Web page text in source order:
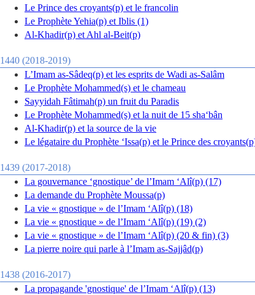
Le Prince des croyants(p) et le francolin
Le Prophète Yehia(p) et Iblis (1)
Al-Khadir(p) et Ahl al-Beit(p)
1440 (2018-2019)
L’Imam as-Sâdeq(p) et les esprits de Wadi as-Salâm
Le Prophète Mohammed(s) et le chameau
Sayyidah Fâtimah(p) un fruit du Paradis
Le Prophète Mohammed(s) et la nuit de 15 sha‘bân
Al-Khadir(p) et la source de la vie
Le légataire du Prophète ‘Issa(p) et le Prince des
1439 (2017-2018)
La gouvernance ‘gnostique’ de l’Imam ‘Alî(p) (17)
La demande du Prophète Moussa(p)
La vie « gnostique » de l’Imam ‘Alî(p) (18)
La vie « gnostique » de l’Imam ‘Alî(p) (19) (2)
La vie « gnostique » de l’Imam ‘Alî(p) (20 & fin) (3)
La pierre noire qui parle à l’Imam as-Sajjâd(p)
1438 (2016-2017)
La propagande 'gnostique' de l’Imam ‘Alî(p) (13)